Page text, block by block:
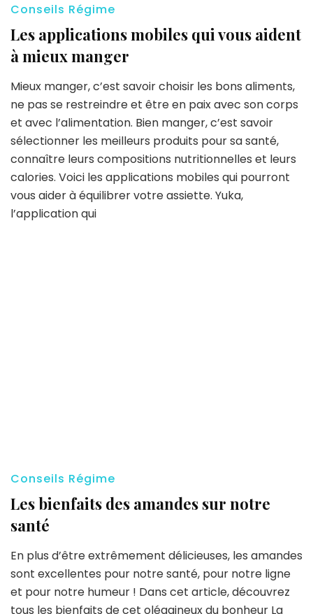
Conseils Régime
Les applications mobiles qui vous aident
à mieux manger
Mieux manger, c’est savoir choisir les bons aliments,
ne pas se restreindre et être en paix avec son corps
et avec l’alimentation. Bien manger, c’est savoir
sélectionner les meilleurs produits pour sa santé,
connaître leurs compositions nutritionnelles et leurs
calories. Voici les applications mobiles qui pourront
vous aider à équilibrer votre assiette. Yuka,
l’application qui
Conseils Régime
Les bienfaits des amandes sur notre
santé
En plus d’être extrêmement délicieuses, les amandes
sont excellentes pour notre santé, pour notre ligne
et pour notre humeur ! Dans cet article, découvrez
tous les bienfaits de cet oléagineux du bonheur La